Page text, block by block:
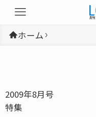
ホーム
2009年8月号
特集